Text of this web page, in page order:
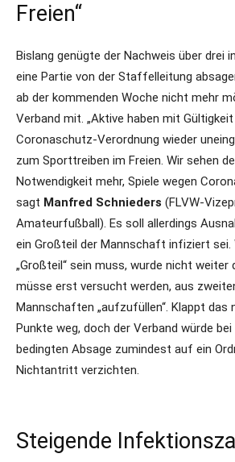
Freien“
Bislang genügte der Nachweis über drei
eine Partie von der Staffelleitung
ab der kommenden Woche nicht mehr
Verband mit. „Aktive haben mit
Coronaschutz-Verordnung wieder
zum Sporttreiben im Freien. Wir sehen
Notwendigkeit mehr, Spiele wegen
sagt Manfred Schnieders (FLVW-
Amateurfußball). Es soll allerdings
ein Großteil der Mannschaft infiziert sei.
„Großteil“ sein muss, wurde nicht
müsse erst versucht werden, aus
Mannschaften „aufzufüllen“. Klappt das
Punkte weg, doch der Verband würde
bedingten Absage zumindest auf ein
Nichtantritt verzichten.
Steigende